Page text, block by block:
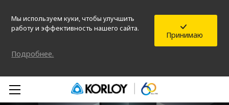
Мы используем куки, чтобы улучшить
работу и эффективность нашего сайта.
Принимаю
Подробнее.